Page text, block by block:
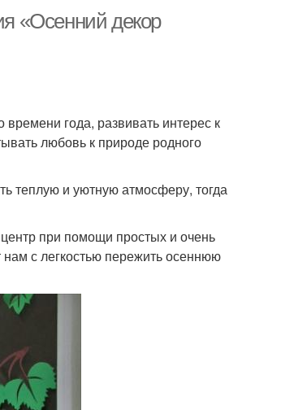
«Осенний декор
года, развивать интерес к
любовь к природе родного
теплую и уютную атмосферу, тогда
при помощи простых и очень
с легкостью пережить осеннюю